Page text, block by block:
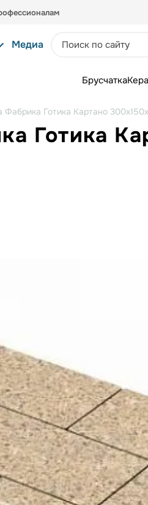
Медиа
Брусчатка
Фабрика Готика Картано
Готика